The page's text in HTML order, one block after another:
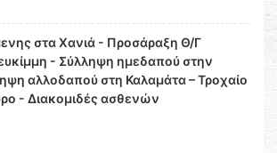
στα Χανιά - Προσάραξη Θ/Γ
- Σύλληψη ημεδαπού στην
αλλοδαπού στη Καλαμάτα – Τροχαίο
- Διακομιδές ασθενών